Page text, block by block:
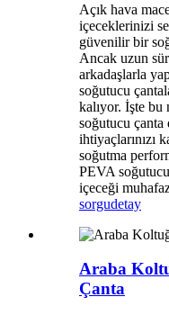
Açık hava
içeceklerinizi
güvenilir bir
Ancak uzun
arkadaşlarla
soğutucu
kalıyor. İşte
soğutucu
ihtiyaçlarınızı
soğutma
PEVA
içeceği
sorgudetay
Araba
Çanta